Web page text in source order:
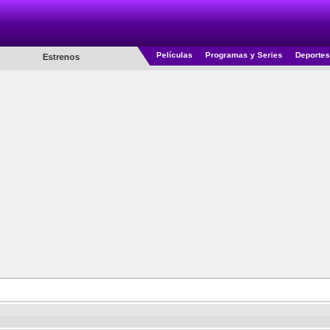
Estrenos Películas Programas y Series Deportes